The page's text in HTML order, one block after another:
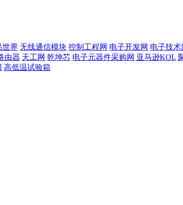
世界 无线通信模块 控制工程网 电子开发网 电子技术
由器 天工网 乾坤芯 电子元器件采购网 亚马逊KOL
高低温试验箱